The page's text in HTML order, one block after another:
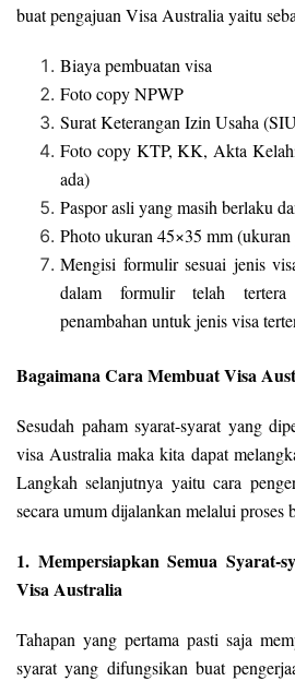
buat pengajuan Visa Australia yaitu
Biaya pembuatan visa
Foto copy NPWP
Surat Keterangan Izin Usaha
Foto copy KTP, KK, Akta
ada)
Paspor asli yang masih berlaku
Photo ukuran 45×35 mm (ukuran
Mengisi formulir sesuai jenis
dalam formulir telah tertera
penambahan untuk jenis visa
Bagaimana Cara Membuat Visa
Sesudah paham syarat-syarat yang
visa Australia maka kita dapat
Langkah selanjutnya yaitu cara
secara umum dijalankan melalui proses
1. Mempersiapkan Semua Syarat-
Visa Australia
Tahapan yang pertama pasti saja
syarat yang difungsikan buat